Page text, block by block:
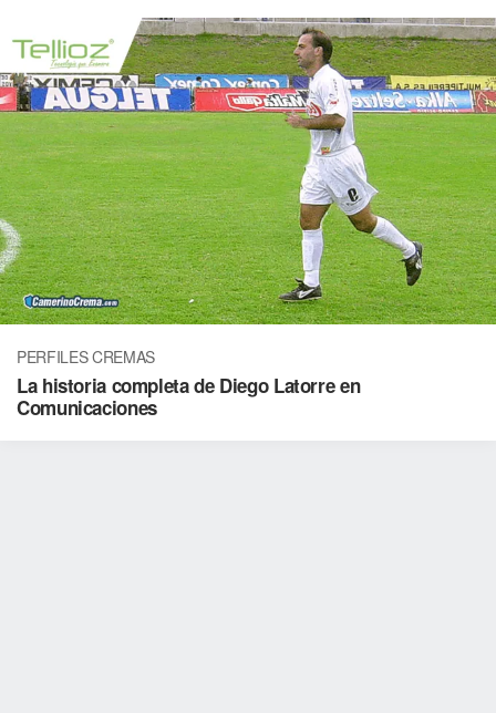
PERFILES CREMAS
La historia completa de Diego Latorre en
Comunicaciones